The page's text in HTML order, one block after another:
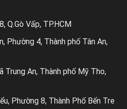
Q.Gò Vấp, TP.HCM
Phường 4, Thành phố Tân An,
Trung An, Thành phố Mỹ Tho,
Phường 8, Thành Phố Bến Tre